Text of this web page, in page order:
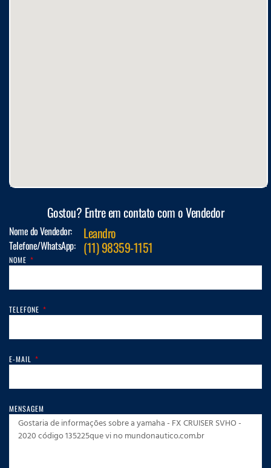
Gostou? Entre em contato com o Vendedor
Nome do Vendedor: Leandro
Telefone/WhatsApp: (11) 98359-1151
NOME
TELEFONE
E-MAIL
MENSAGEM